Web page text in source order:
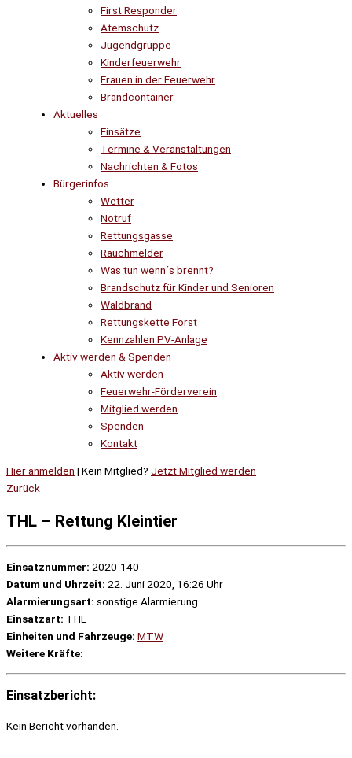
First Responder
Atemschutz
Jugendgruppe
Kinderfeuerwehr
Frauen in der Feuerwehr
Brandcontainer
Aktuelles
Einsätze
Termine & Veranstaltungen
Nachrichten & Fotos
Bürgerinfos
Wetter
Notruf
Rettungsgasse
Rauchmelder
Was tun wenn´s brennt?
Brandschutz für Kinder und Senioren
Waldbrand
Rettungskette Forst
Kennzahlen PV-Anlage
Aktiv werden & Spenden
Aktiv werden
Feuerwehr-Förderverein
Mitglied werden
Spenden
Kontakt
Hier anmelden | Kein Mitglied? Jetzt Mitglied werden
Zurück
THL – Rettung Kleintier
Einsatznummer: 2020-140
Datum und Uhrzeit: 22. Juni 2020, 16:26 Uhr
Alarmierungsart: sonstige Alarmierung
Einsatzart: THL
Einheiten und Fahrzeuge: MTW
Weitere Kräfte:
Einsatzbericht:
Kein Bericht vorhanden.